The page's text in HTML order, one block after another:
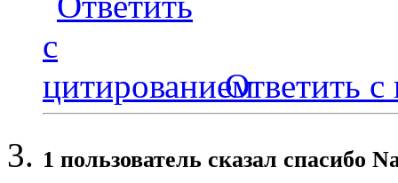
Ответить с
1 пользователь сказал cпасибо